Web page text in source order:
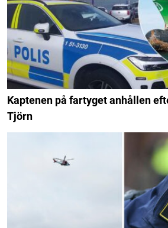
Kaptenen på fartyget anhållen
Tjörn